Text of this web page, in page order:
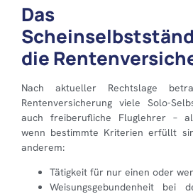
Das
die
Nach aktueller Rechtslage
Rentenversicherung viele Solo-
auch freiberufliche Fluglehrer –
wenn bestimmte Kriterien erfüllt
anderem:
Tätigkeit für nur einen oder
Weisungsgebundenheit bei